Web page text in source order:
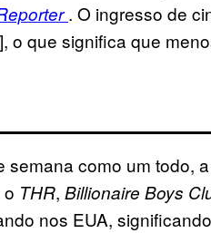
. O ingresso de
o que significa que
como um todo,
THR, Billionaire Boys
nos EUA,